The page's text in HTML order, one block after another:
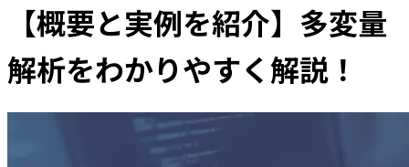
【概要と実例を紹介】多変量
解析をわかりやすく解説！